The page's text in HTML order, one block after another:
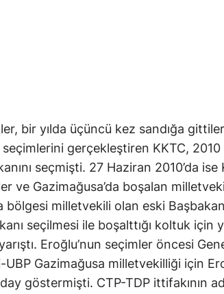
bir yılda üçüncü kez sandığa
gerçekleştiren KKTC, 2010
seçmişti. 27 Haziran 2010’da
ve Gazimağusa’da boşalan
bölgesi milletvekili olan eski
seçilmesi ile boşalttığı koltuk için
Eroğlu’nun seçimler öncesi
Gazimağusa milletvekilliği için
göstermişti. CTP-TDP ittifakının